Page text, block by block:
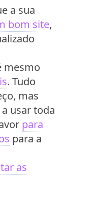
a sua
bom site,
mesmo
. Tudo
mas
usar toda
para
para a
as